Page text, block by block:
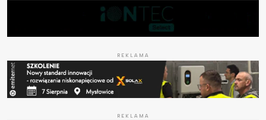
REKLAMA
REKLAMA